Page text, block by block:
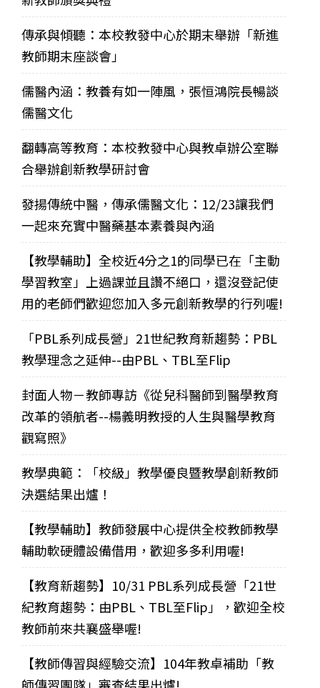
傳承與傾聽：本校教發中心於期末舉辦「新進
教師期末座談會」
儒醫內涵：教養有如一陣風，張恒鴻院長暢談
儒醫文化
翻轉高等教育：本校教發中心與教卓辦公室聯
合舉辦創新教學研討會
發揚傳統中醫，傳承儒醫文化：12/23讓我們
一起來充實中醫藥基本素養與內涵
【教學輔助】全校近4分之1的同學已在「主動
學習教室」上過課並且讚不絕口，還沒登記使
用的老師們歡迎您加入多元創新教學的行列喔!
「PBL系列成長營」21世紀教育新趨勢：PBL
教學理念之延伸--由PBL、TBL至Flip
封面人物－教師專訪《從兒科醫師到醫學教育
改革的領航者--楊義明教授的人生與醫學教育
觀寫照》
教學典範：「校級」教學優良暨教學創新教師
決選結果出爐！
【教學輔助】教師發展中心提供全校教師教學
輔助軟硬體設備借用，歡迎多多利用喔!
【教育新趨勢】10/31 PBL系列成長營「21世
紀教育趨勢：由PBL、TBL至Flip」，歡迎全校
教師前來共襄盛舉喔!
【教師傳習與經驗交流】104年教卓補助「教